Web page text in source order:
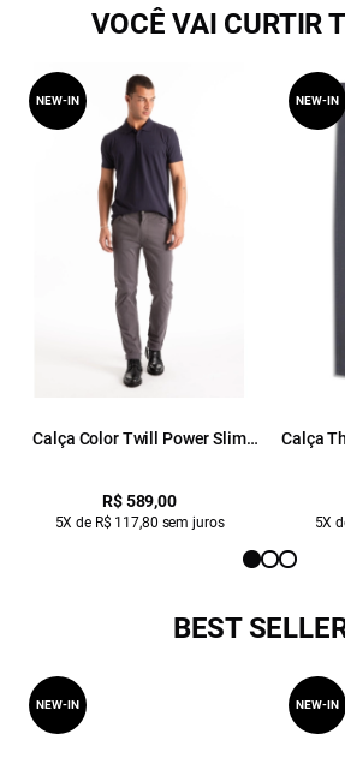
VOCÊ VAI CURTIR
Calça Color Twill Power Slim
R$ 589,00
5X de R$ 117,80 sem juros
NEW-IN
Calça
5X
NEW-IN
BEST
NEW-IN NEW-IN